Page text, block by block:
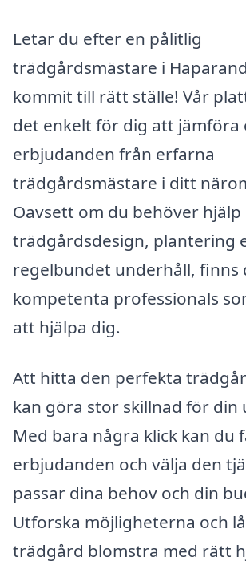
Letar du efter en pålitlig
trädgårdsmästare i
kommit till rätt ställe! Vår
det enkelt för dig att jämföra
erbjudanden från erfarna
trädgårdsmästare i ditt
Oavsett om du behöver hjälp
trädgårdsdesign, plantering
regelbundet underhåll, finns
kompetenta professionals
att hjälpa dig.
Att hitta den perfekta
kan göra stor skillnad för din
Med bara några klick kan du
erbjudanden och välja den
passar dina behov och din
Utforska möjligheterna och
trädgård blomstra med rätt